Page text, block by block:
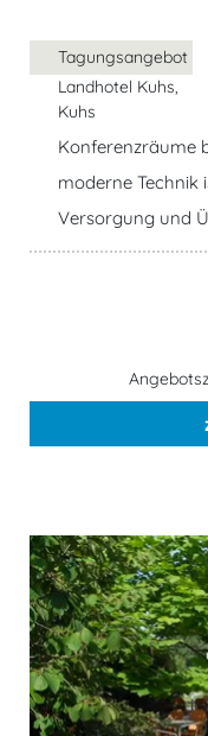
Tagungsangebot
Landhotel Kuhs,
Kuhs
Konferenzräume
moderne Technik
Versorgung und